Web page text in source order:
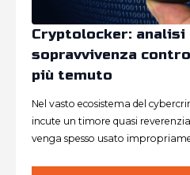
Cryptolocker:
sopravvivenza
più temuto
Nel vasto ecosistema del
incute un timore quasi
venga spesso usato